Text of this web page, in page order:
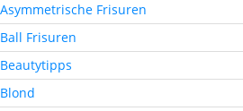
Asymmetrische Frisuren
Ball Frisuren
Beautytipps
Blond